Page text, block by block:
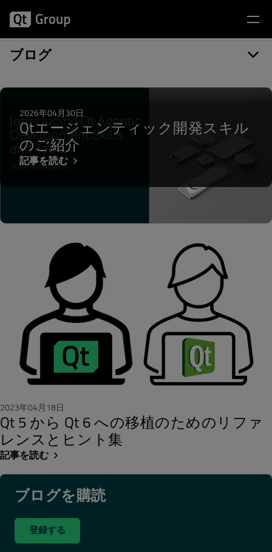
ブログ
記事カテゴリー: Porting
2026年04月30日
Qtエージェンティック開発スキル
のご紹介
記事を読む
2023年04月18日
Qt 5 から Qt 6 への移植のためのリファ
レンスとヒント集
記事を読む
ブログを購読
登録する